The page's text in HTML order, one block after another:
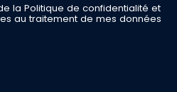
la Politique de confidentialité et
au traitement de mes données